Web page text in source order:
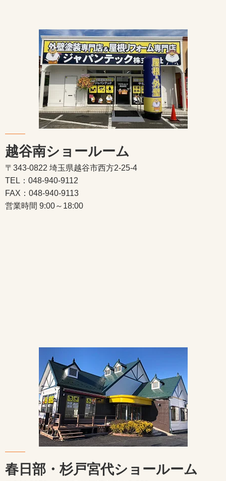
越谷南ショールーム
〒343-0822 埼玉県越谷市西方2-25-4
TEL：048-940-9112
FAX：048-940-9113
営業時間 9:00～18:00
春日部・杉戸宮代ショールーム